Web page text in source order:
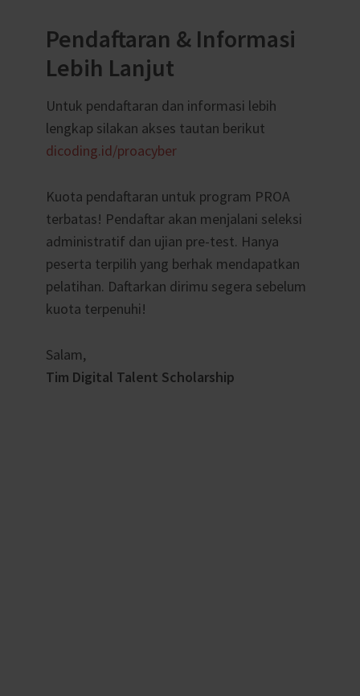
Pendaftaran & Informasi
Lebih Lanjut
Untuk pendaftaran dan informasi lebih
lengkap silakan akses tautan berikut
dicoding.id/proacyber
Kuota pendaftaran untuk program PROA
terbatas! Pendaftar akan menjalani seleksi
administratif dan ujian pre-test. Hanya
peserta terpilih yang berhak mendapatkan
pelatihan. Daftarkan dirimu segera sebelum
kuota terpenuhi!
Salam,
Tim Digital Talent Scholarship